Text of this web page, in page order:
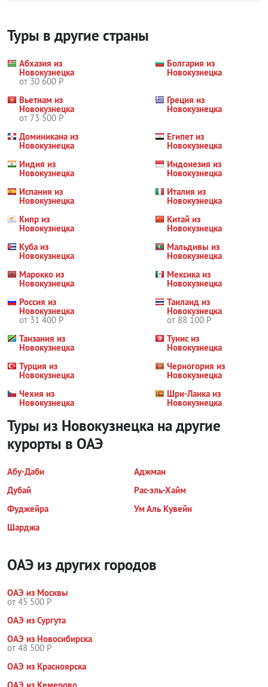
Туры в другие страны
Абхазия из
Новокузнецка
от 30 600 Р
Болгария из
Новокузнецка
Вьетнам из
Новокузнецка
от 73 500 Р
Греция из
Новокузнецка
Доминикана из
Новокузнецка
Египет из
Новокузнецка
Индия из
Новокузнецка
Индонезия из
Новокузнецка
Испания из
Новокузнецка
Италия из
Новокузнецка
Кипр из
Новокузнецка
Китай из
Новокузнецка
Куба из
Новокузнецка
Мальдивы из
Новокузнецка
Марокко из
Новокузнецка
Мексика из
Новокузнецка
Россия из
Новокузнецка
от 31 400 Р
Таиланд из
Новокузнецка
от 88 100 Р
Танзания из
Новокузнецка
Тунис из
Новокузнецка
Турция из
Новокузнецка
Черногория из
Новокузнецка
Чехия из
Новокузнецка
Шри-Ланка из
Новокузнецка
Туры из Новокузнецка на другие
курорты в ОАЭ
Абу-Даби
Аджман
Дубай
Рас-эль-Хайм
Фуджейра
Ум Аль Кувейн
Шарджа
ОАЭ из других городов
ОАЭ из Москвы
от 45 500 Р
ОАЭ из Сургута
ОАЭ из Новосибирска
от 48 500 Р
ОАЭ из Красноярска